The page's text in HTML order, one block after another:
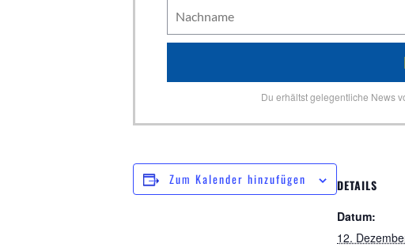
Du erhältst gelegentliche News
Zum Kalender hinzufügen DETAILS
Datum:
12.